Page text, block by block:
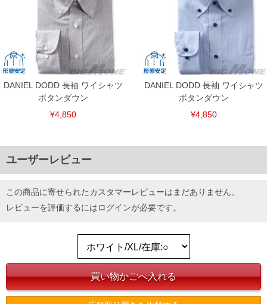
DANIEL DODD 長袖 ワイシャツ
ボタンダウン
¥4,850
DANIEL DODD 長袖 ワイシャツ
ボタンダウン
¥4,850
ユーザーレビュー
この商品に寄せられたカスタマーレビューはまだありません。
レビューを評価するにはログインが必要です。